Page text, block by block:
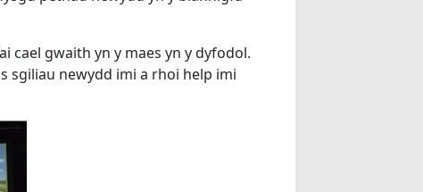
cael gwaith yn y maes yn y dyfodol.
sgiliau newydd imi a rhoi help imi